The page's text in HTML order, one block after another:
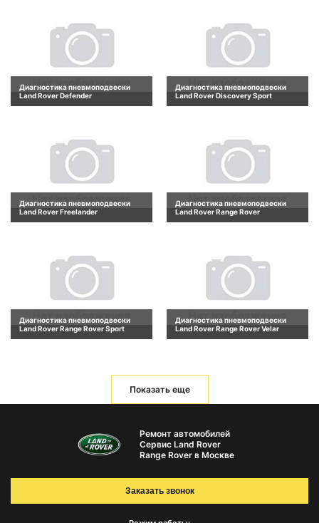
Диагностика пневмоподвески
Land Rover Defender
Диагностика пневмоподвески
Land Rover Discovery Sport
Диагностика пневмоподвески
Land Rover Freelander
Диагностика пневмоподвески
Land Rover Range Rover
Диагностика пневмоподвески
Land Rover Range Rover Sport
Диагностика пневмоподвески
Land Rover Range Rover Velar
Показать еще
Ремонт автомобилей
Сервис Land Rover
Range Rover в Москве
Заказать звонок